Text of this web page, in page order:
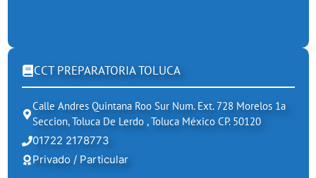
CCT PREPARATORIA TOLUCA
Calle Andres Quintana Roo Sur Num. Ext. 728 Morelos 1a
Seccion, Toluca De Lerdo , Toluca México CP. 50120
01722 2178773
Privado / Particular